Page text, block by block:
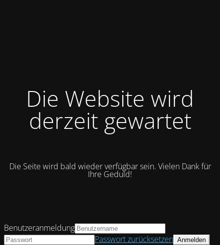
Die Website wird
derzeit gewartet
Die Seite wird bald wieder verfügbar sein. Vielen Dank für
Ihre Geduld!
Benutzeranmeldung
Passwort zurücksetzen